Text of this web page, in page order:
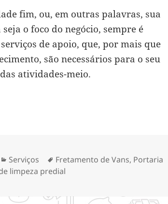
fim, ou, em outras palavras, sua
o foco do negócio, sempre é
de apoio, que, por mais que
são necessários para o seu
atividades-meio.
e suas vantagens para os
Categorias
Serviços Tags
Fretamento de Vans, Portaria
limpeza predial